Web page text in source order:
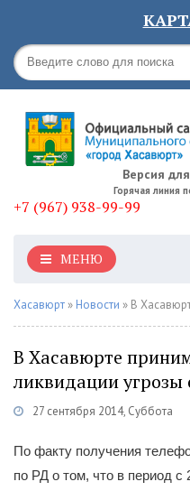
Версия
Горячая линия
+7 (967) 938-99-99
МЕНЮ
Хасавюрт » Новости » В Хасавюрте
В Хасавюрте
ликвидации
27 сентября 2014, Суббота
По факту получения
по РД о том, что в период с